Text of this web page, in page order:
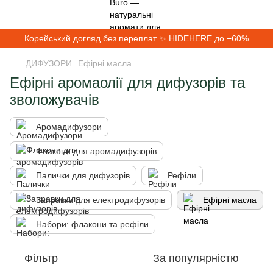
Корейський догляд без переплат ✨ HIDEHERE до −60%
ДИФУЗОРИ Ефірні масла
Ефірні аромаолії для дифузорів та
зволожувачів
Аромадифузори
Флакони для аромадифузорів
Палички для дифузорів Рефіли
Заправки для електродифузорів Ефірні масла
Набори: флакони та рефіли
Фільтр За популярністю